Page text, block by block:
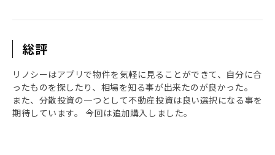
総評
リノシーはアプリで物件を気軽に見ることができて、自分に合
ったものを探したり、相場を知る事が出来たのが良かった。
また、分散投資の一つとして不動産投資は良い選択になる事を
期待しています。 今回は追加購入しました。